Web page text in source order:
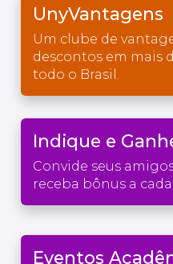
UnyVantagens
Um clube de
descontos em mais
todo o Brasil.
Indique e
Convide seus
receba bônus a
Eventos